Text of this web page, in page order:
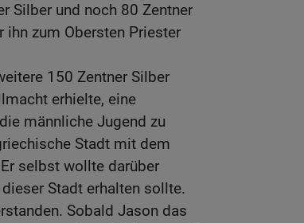
Silber und noch 80 Zentner
ihn zum Obersten Priester
150 Zentner Silber
erhielte, eine
männliche Jugend zu
Stadt mit dem
selbst wollte darüber
Stadt erhalten sollte.
Sobald Jason das